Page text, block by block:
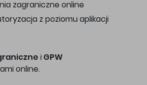
zagraniczne online
z poziomu aplikacji
i GPW
online.